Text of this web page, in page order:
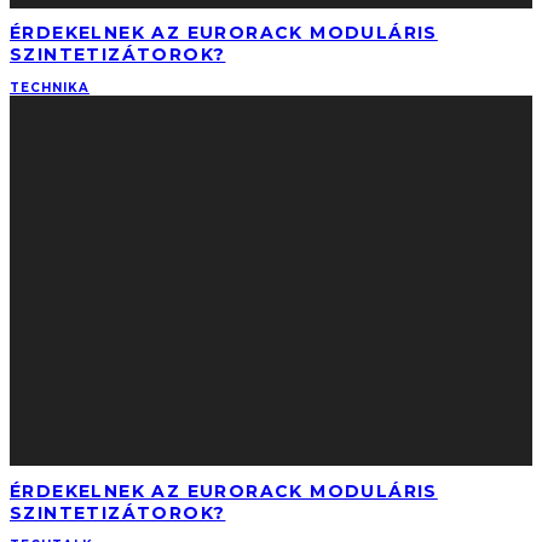
ÉRDEKELNEK AZ EURORACK MODULÁRIS
SZINTETIZÁTOROK?
TECHNIKA
ÉRDEKELNEK AZ EURORACK MODULÁRIS
SZINTETIZÁTOROK?